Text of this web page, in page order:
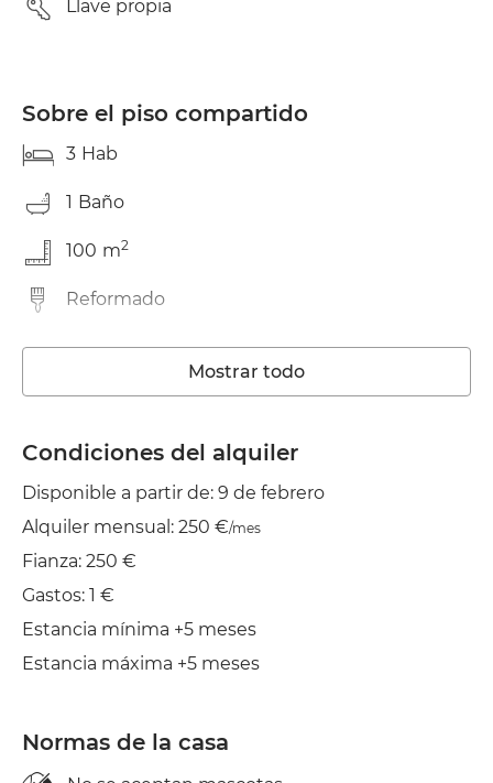
Llave propia
Sobre el piso compartido
3 Hab
1 Baño
100 m2
Reformado
Lavadora
Wifi
TV
Balcón
Plancha
Mostrar todo
Condiciones del alquiler
Disponible a partir de: 9 de febrero
Alquiler mensual: 250 €/mes
Fianza: 250 €
Gastos: 1 €
Estancia mínima +5 meses
Estancia máxima +5 meses
Normas de la casa